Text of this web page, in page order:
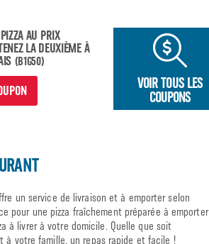
AU PRIX
LA DEUXIÈME À
(B1G50)
VOIR TOUS LES
COUPONS
un service de livraison et à emporter selon
pour une pizza fraîchement préparée à emporter
à livrer à votre domicile. Quelle que soit
à votre famille, un repas rapide et facile !